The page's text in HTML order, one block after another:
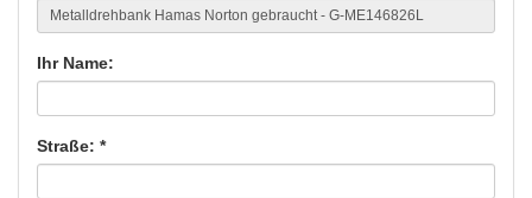
Ihr Name:
Straße: *